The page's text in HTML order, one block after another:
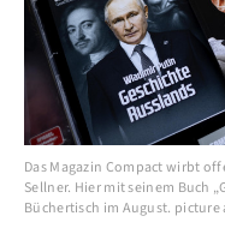
Das Magazin Compact wirbt
Sellner. Hier mit seinem Buch
Büchertisch im August.